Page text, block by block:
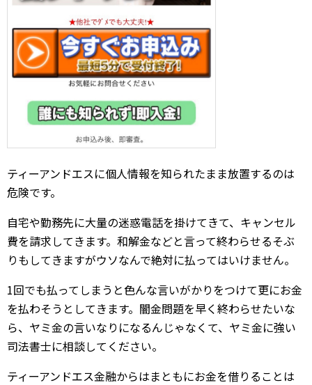
ティーアンドエスに個人情報を知られたまま放置するのは
危険です。
自宅や勤務先に大量の迷惑電話を掛けてきて、キャンセル
費を請求してきます。和解金などと言って終わらせるそぶ
りもしてきますがウソなんで絶対に払ってはいけません。
1回でも払ってしまうと色んな言いがかりをつけて更にお金
を払わそうとしてきます。闇金問題を早く終わらせたいな
ら、ヤミ金の言いなりになるんじゃなくて、ヤミ金に強い
司法書士に相談してください。
ティーアンドエス金融からはまともにお金を借りることは